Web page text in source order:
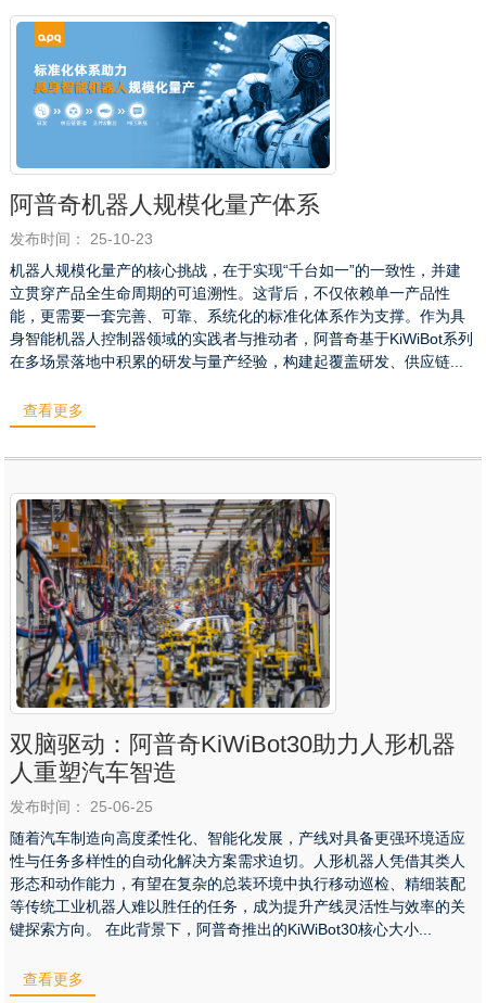
阿普奇机器人规模化量产体系
发布时间： 25-10-23
机器人规模化量产的核心挑战，在于实现“千台如一”的一致性，并建
立贯穿产品全生命周期的可追溯性。这背后，不仅依赖单一产品性
能，更需要一套完善、可靠、系统化的标准化体系作为支撑。作为具
身智能机器人控制器领域的实践者与推动者，阿普奇基于KiWiBot系列
在多场景落地中积累的研发与量产经验，构建起覆盖研发、供应链...
查看更多
双脑驱动：阿普奇KiWiBot30助力人形机器
人重塑汽车智造
发布时间： 25-06-25
随着汽车制造向高度柔性化、智能化发展，产线对具备更强环境适应
性与任务多样性的自动化解决方案需求迫切。人形机器人凭借其类人
形态和动作能力，有望在复杂的总装环境中执行移动巡检、精细装配
等传统工业机器人难以胜任的任务，成为提升产线灵活性与效率的关
键探索方向。 在此背景下，阿普奇推出的KiWiBot30核心大小...
查看更多